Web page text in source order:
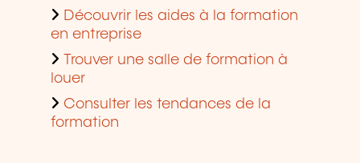
Découvrir les aides à la formation
en entreprise
Trouver une salle de formation à
louer
Consulter les tendances de la
formation